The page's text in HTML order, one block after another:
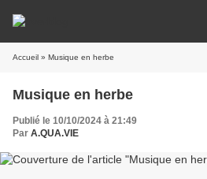
Accueil » Musique en herbe
Musique en herbe
Publié le 10/10/2024 à 21:49
Par A.QUA.VIE